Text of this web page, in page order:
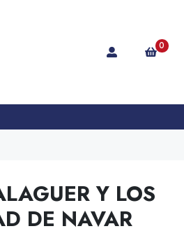
0
Y LOS
DE NAVAR